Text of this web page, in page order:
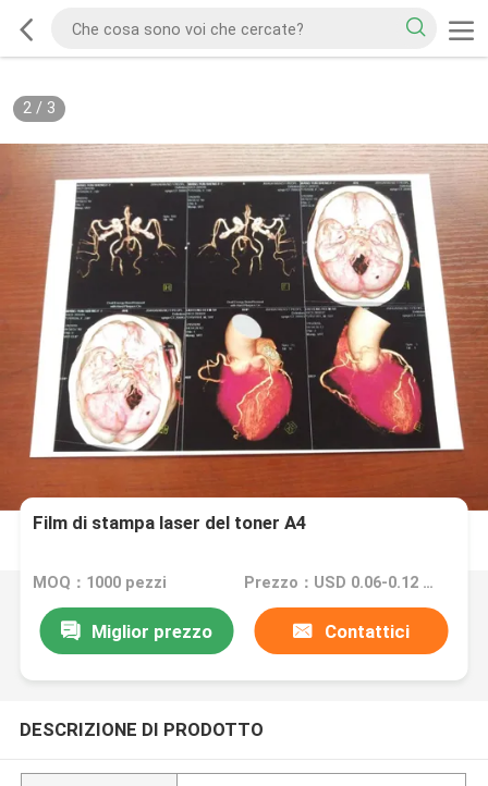
2/ 3
Film di stampa laser del toner A4
MOQ：1000 pezzi Prezzo：USD 0.06-0.12 per sheet
Miglior prezzo Contattici
DESCRIZIONE DI PRODOTTO